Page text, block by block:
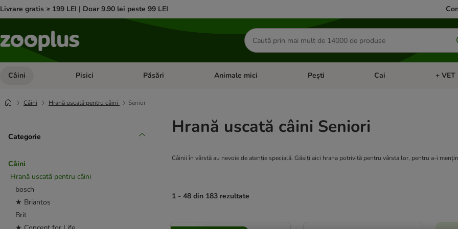
Livrare gratis ≥ 199 LEI | Doar 9.90 lei peste 99 LEI
Căutare
produse
Câini Deschideți meniul cu categorii: Câini
Pisici Deschideți meniul cu categorii: Pisici
Păsări Deschideți meniul cu categorii: Păsări
Animale mici Deschideți meniul cu categorii: Animale mici
Pești Deschideți meniul cu
Cai +
Câini Hrană uscată pentru câini Senior
Categorie
Câini
Hrană uscată pentru câini
bosch
★ Briantos
Brit
Hrană uscată câini Seniori
Câinii în vârstă au nevoie de atenție specială. Găsiți aici hrana potrivită pentru vârsta lor, pentru a-i
1 - 48 din 183 rezultate